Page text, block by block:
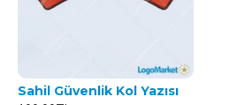
Sahil Güvenlik Kol Yazısı